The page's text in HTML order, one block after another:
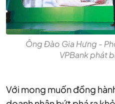
Ông Đào Gia Hưng -
VPBank phát
Với mong muốn đồng